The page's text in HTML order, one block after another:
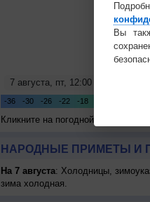
Кликните на погодной карте для
НАРОДНЫЕ ПРИМЕТЫ И
На 7 августа: Холодницы,
зима холодная.
Вы